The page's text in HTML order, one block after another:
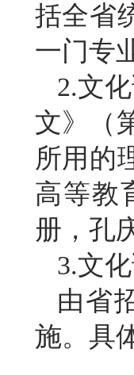
括全省
一门专
2.文
文》（
所用的
高等教
册，孔
3.文
由省
施。具